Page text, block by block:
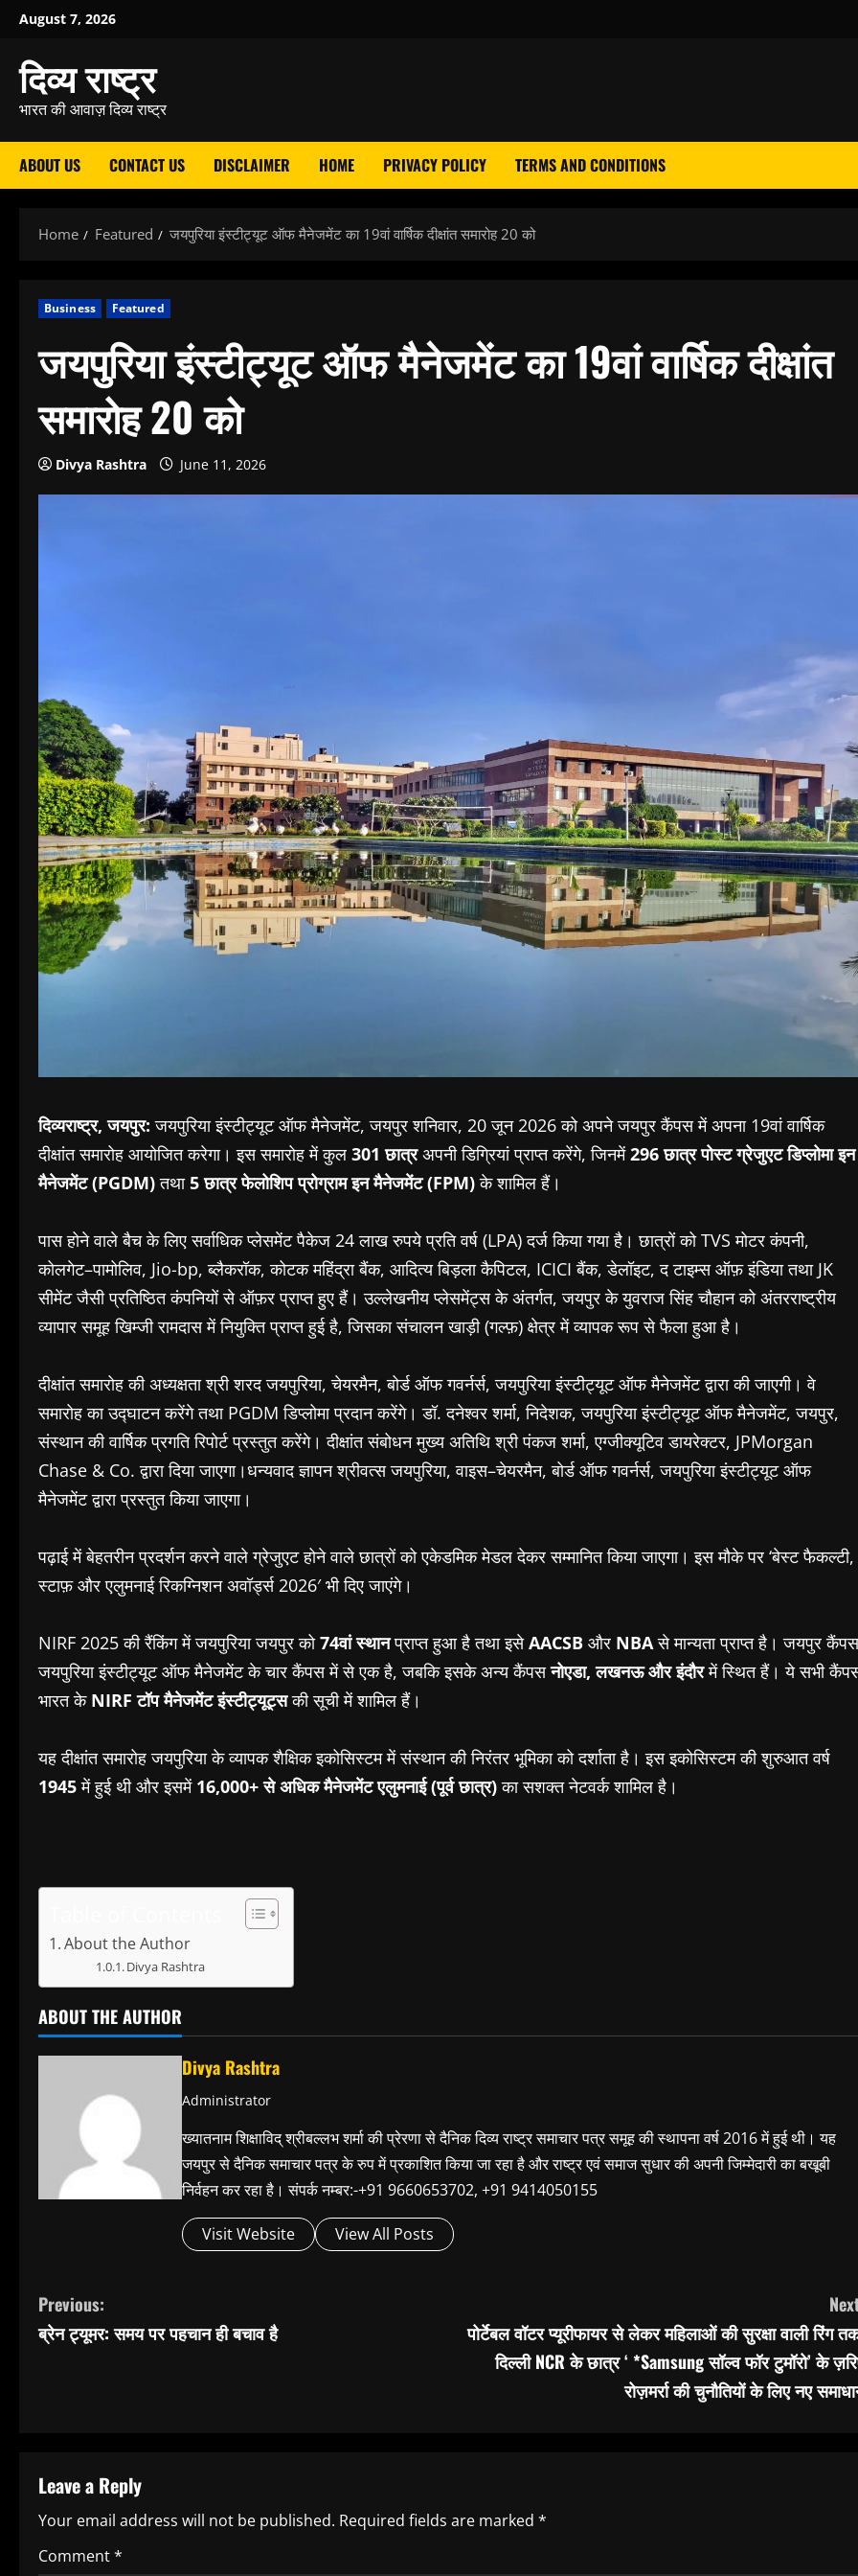
Skip
content
August 7, 2026
दिव्य राष्ट्र
भारत की आवाज़ दिव्य राष्ट्र
ABOUT US CONTACT US DISCLAIMER HOME PRIVACY POLICY TERMS AND CONDITIONS
Home Featured जयपुरिया इंस्टीट्यूट ऑफ मैनेजमेंट का 19वां वार्षिक दीक्षांत समारोह 20 को
Business Featured
जयपुरिया इंस्टीट्यूट ऑफ मैनेजमेंट का 19वां वार्षिक दीक्षांत
समारोह 20 को
Divya Rashtra June 11, 2026
दिव्यराष्ट्र, जयपुर:जयपुरिया इंस्टीट्यूट ऑफ मैनेजमेंट,जयपुर शनिवार, 20जून2026को अपने जयपुर कैंपस में अपना19वां वार्षिक
दीक्षांत समारोह आयोजित करेगा। इस समारोह में कुल 301छात्र अपनी डिग्रियां प्राप्त करेंगे,जिनमें 296छात्र पोस्ट ग्रेजुएट डिप्लोमा इन
मैनेजमेंट(PGDM) तथा 5छात्र फेलोशिप प्रोग्राम इन मैनेजमेंट(FPM) के शामिल हैं।
पास होने वाले बैच के लिए सर्वाधिक प्लेसमेंट पैकेज 24लाख रुपये प्रति वर्ष (LPA)दर्ज किया गया है। छात्रों कोTVSमोटर कंपनी,
कोलगेट–पामोलिव, Jio-bp,ब्लैकरॉक,कोटक महिंद्रा बैंक, आदित्य बिड़ला कैपिटल, ICICIबैंक,डेलॉइट,द टाइम्स ऑफ़ इंडिया तथाJK
सीमेंट जैसी प्रतिष्ठित कंपनियों से ऑफ़र प्राप्त हुए हैं। उल्लेखनीय प्लेसमेंट्स के अंतर्गत,जयपुर के युवराज सिंह चौहान को अंतरराष्ट्रीय
व्यापार समूह खिम्जी रामदास में नियुक्ति प्राप्त हुई है,जिसका संचालन खाड़ी(गल्फ़) क्षेत्र में व्यापक रूप से फैला हुआ है।
दीक्षांत समारोह की अध्यक्षता श्री शरद जयपुरिया,चेयरमैन,बोर्ड ऑफ गवर्नर्स,जयपुरिया इंस्टीट्यूट ऑफ मैनेजमेंट द्वारा की जाएगी। वे
समारोह का उद्घाटन करेंगे तथाPGDMडिप्लोमा प्रदान करेंगे। डॉ.दनेश्वर शर्मा,निदेशक,जयपुरिया इंस्टीट्यूट ऑफ मैनेजमेंट,जयपुर,
संस्थान की वार्षिक प्रगति रिपोर्ट प्रस्तुत करेंगे। दीक्षांत संबोधन मुख्य अतिथि श्री पंकज शर्मा,एग्जीक्यूटिव डायरेक्टर, JPMorgan
Chase & Co.द्वारा दिया जाएगा।धन्यवाद ज्ञापन श्रीवत्स जयपुरिया,वाइस–चेयरमैन,बोर्ड ऑफ गवर्नर्स,जयपुरिया इंस्टीट्यूट ऑफ
मैनेजमेंट द्वारा प्रस्तुत किया जाएगा।
पढ़ाई में बेहतरीन प्रदर्शन करने वाले ग्रेजुएट होने वाले छात्रों को एकेडमिक मेडल देकर सम्मानित किया जाएगा। इस मौके पर ‘बेस्ट फैकल्टी,
स्टाफ़ और एलुमनाई रिकग्निशन अवॉर्ड्स2026′भी दिए जाएंगे।
NIRF 2025की रैंकिंग में जयपुरिया जयपुर को 74वां स्थान प्राप्त हुआ है तथा इसे AACSB और NBA से मान्यता प्राप्त है। जयपुर कैंपस
जयपुरिया इंस्टीट्यूट ऑफ मैनेजमेंट के चार कैंपस में से एक है,जबकि इसके अन्य कैंपस नोएडा,लखनऊ और इंदौर में स्थित हैं। ये सभी
भारत के NIRFटॉप मैनेजमेंट इंस्टीट्यूट्स की सूची में शामिल हैं।
यह दीक्षांत समारोह जयपुरियाके व्यापक शैक्षिक इकोसिस्टम में संस्थान की निरंतर भूमिका को दर्शाता है। इस इकोसिस्टम की शुरुआत वर्ष
1945 में हुई थी और इसमें 16,000+से अधिक मैनेजमेंट एलुमनाई(पूर्व छात्र) का सशक्त नेटवर्क शामिल है।
About the Author
Divya Rashtra
ABOUT THE AUTHOR
Divya Rashtra
Administrator
ख्यातनाम शिक्षाविद् श्रीबल्लभ शर्मा की प्रेरणा से दैनिक दिव्य राष्ट्र समाचार पत्र समूह की स्थापना वर्ष 2016 में हुई थी। यह
जयपुर से दैनिक समाचार पत्र के रुप में प्रकाशित किया जा रहा है और राष्ट्र एवं समाज सुधार की अपनी जिम्मेदारी का बखूबी
निर्वहन कर रहा है। संपर्क नम्बर:-+91 9660653702, +91 9414050155
Visit Website View All Posts
C
o
i
n
u
Previous:
ब्रेन ट्यूमर: समय पर पहचान ही बचाव है
पोर्टेबल वॉटर प्यूरीफायर से लेकर महिलाओं की सुरक्षा वाली रिंग
दिल्ली NCR के छात्र ‘ *Samsung सॉल्व फॉर टुमॉरो’ के
रोज़मर्रा की चुनौतियों के लिए नए
Leave a Reply
Your email address will not be published. Required fields are marked *
Comment*